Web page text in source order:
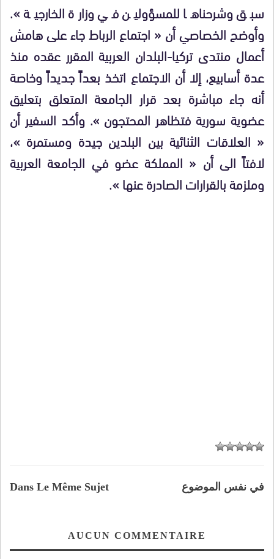
سبق وشرحناها للمسؤولين في وزارة الخارجية ».
وأوضح الخصاصي أن « اجتماع الرباط جاء على هامش
أعمال منتدى تركيا-البلدان العربية المقرر عقده منذ
عدة أسابيع، إلا أن الاجتماع اتخذ بعداً جديداً وخاصة
أنه جاء مباشرة بعد قرار الجامعة المتعلق بتعليق
عضوية سورية فتظاهر المحتجون ». وأكد السفير أن
« العلاقات الثنائية بين البلدين جيدة ومستمرة »،
لافتاً الى أن « المملكة عضو في الجامعة العربية
وملزمة بالقرارات الصادرة عنها ».
Dans Le Même Sujet في نفس الموضوع
AUCUN COMMENTAIRE